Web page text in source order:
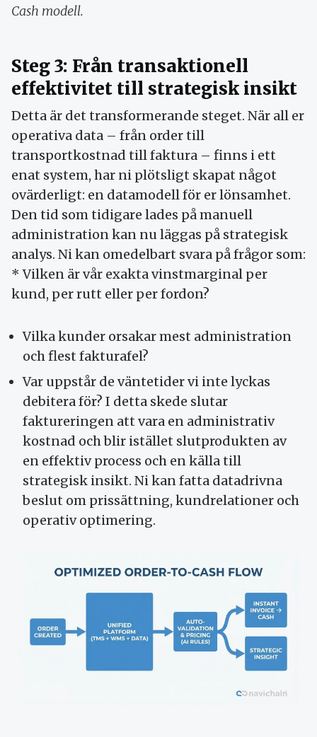
Cash modell.
Steg 3: Från transaktionell
effektivitet till strategisk insikt
Detta är det transformerande steget. När all er
operativa data – från order till
transportkostnad till faktura – finns i ett
enat system, har ni plötsligt skapat något
ovärderligt: en datamodell för er lönsamhet.
Den tid som tidigare lades på manuell
administration kan nu läggas på strategisk
analys. Ni kan omedelbart svara på frågor som:
* Vilken är vår exakta vinstmarginal per
kund, per rutt eller per fordon?
Vilka kunder orsakar mest administration
och flest fakturafel?
Var uppstår de väntetider vi inte lyckas
debitera för? I detta skede slutar
faktureringen att vara en administrativ
kostnad och blir istället slutprodukten av
en effektiv process och en källa till
strategisk insikt. Ni kan fatta datadrivna
beslut om prissättning, kundrelationer och
operativ optimering.